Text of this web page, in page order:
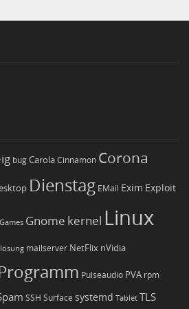
bugCarola Cinnamon Corona
Dienstag EMail Exim Exploit
Games Gnome kernel Linux
lösung mailserver NetFlix nVidia
Pulseaudio PVA rpm
SSH Surface systemd Tablet TLS